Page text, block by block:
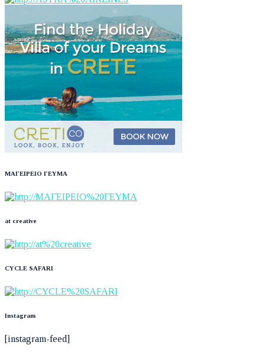
ΜΑΓΕΙΡΕΙΟ ΓΕΥΜΑ
at creative
CYCLE SAFARI
Instagram
[instagram-feed]